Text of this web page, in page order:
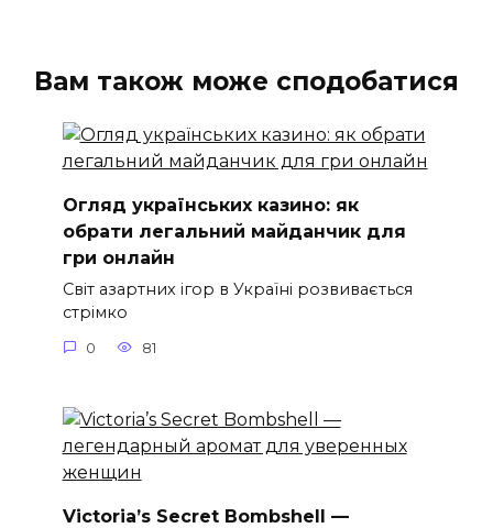
Вам також може сподобатися
Огляд українських казино: як
обрати легальний майданчик для
гри онлайн
Світ азартних ігор в Україні розвивається
стрімко
0 81
Victoria’s Secret Bombshell —